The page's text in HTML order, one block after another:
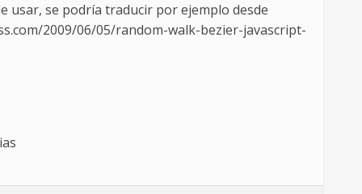
usar, se podría traducir por ejemplo desde
2009/06/05/random-walk-bezier-javascript-